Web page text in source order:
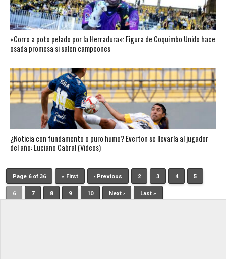
«Corro a poto pelado por la Herradura»: Figura de Coquimbo Unido hace
osada promesa si salen campeones
¿Noticia con fundamento o puro humo? Everton se llevaría al jugador
del año: Luciano Cabral (Videos)
Page 6 of 36 « First ‹ Previous 2 3 4 5
6 7 8 9 10 Next › Last »